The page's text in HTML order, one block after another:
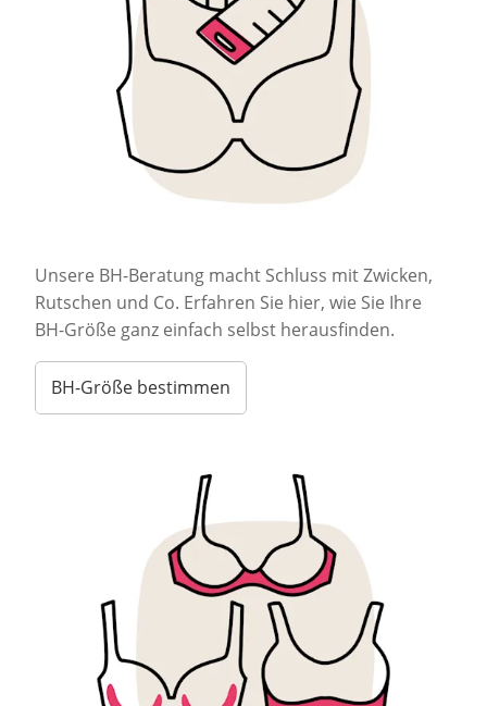
Unsere BH-Beratung macht Schluss mit Zwicken,
Rutschen und Co. Erfahren Sie hier, wie Sie Ihre
BH-Größe ganz einfach selbst herausfinden.
BH-Größe bestimmen